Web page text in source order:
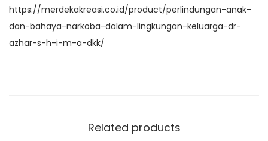
k
https://merdekakreasi.co.id/product/perlindungan-anak-
dan-bahaya-narkoba-dalam-lingkungan-keluarga-dr-
azhar-s-h-i-m-a-dkk/
Related products